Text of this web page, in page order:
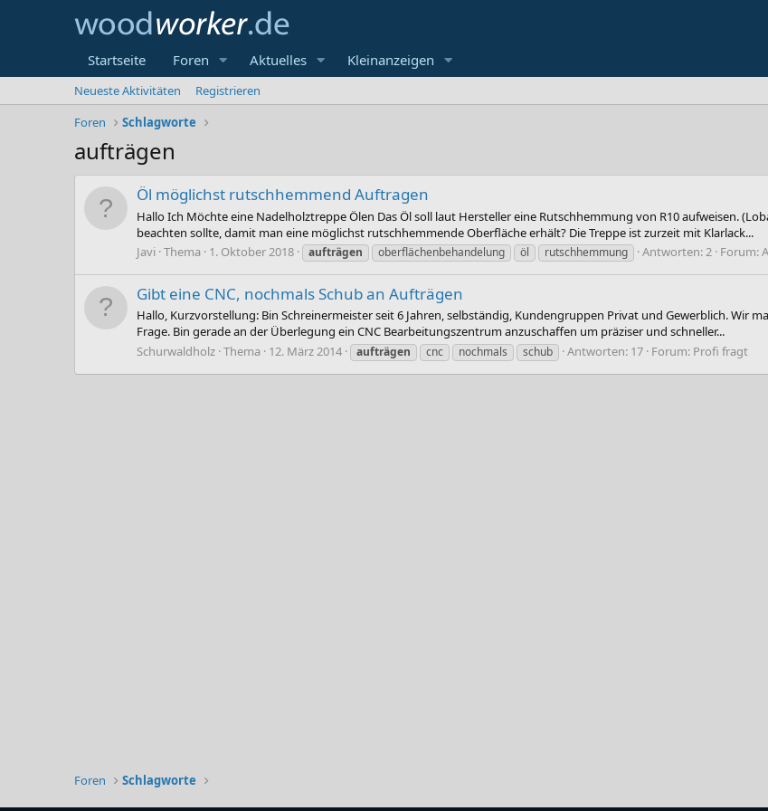
Startseite Foren Aktuelles Kleinanzeigen
Neueste Aktivitäten
Registrieren
Foren
Schlagworte
aufträgen
Öl möglichst rutschhemmend Auftragen
Hallo Ich Möchte eine Nadelholztreppe Ölen Das Öl soll laut Hersteller eine Rutschhemmung von R10 aufweisen.
beachten sollte, damit man eine möglichst rutschhemmende Oberfläche erhält? Die Treppe ist zurzeit mit Klarlack...
Javi Thema 1. Oktober 2018 aufträgen oberflächenbehandelung öl rutschhemmung Antworten: 2 Forum:
Gibt eine CNC, nochmals Schub an Aufträgen
Hallo, Kurzvorstellung: Bin Schreinermeister seit 6 Jahren, selbständig, Kundengruppen Privat und Gewerblich. Wir
Frage. Bin gerade an der Überlegung ein CNC Bearbeitungszentrum anzuschaffen um präziser und schneller...
Schurwaldholz Thema 12. März 2014 aufträgen cnc nochmals schub Antworten: 17 Forum: Profi fragt
Foren Schlagworte